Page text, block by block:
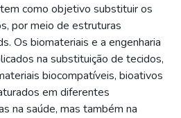
como objetivo substituir os
por meio de estruturas
Os biomateriais e a engenharia
na substituição de tecidos,
biocompatíveis, bioativos
em diferentes
na saúde, mas também na